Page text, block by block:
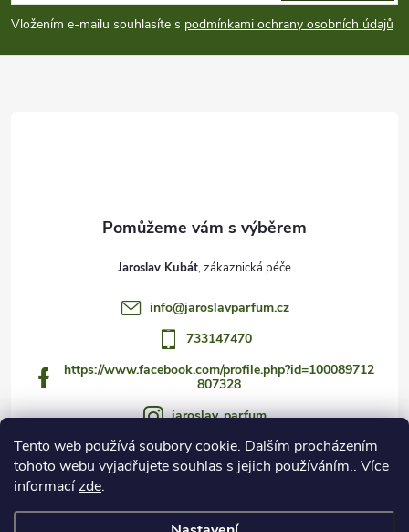
Tento web používá soubory cookie. Dalším procházením
tohoto webu vyjadřujete souhlas s jejich používáním.. Více
informacízde.
p
a
Vložením e-mailu souhlasíte s podmínkami ochrany osobních údajů
Jaroslav Kubát
info@jaroslavparfum.cz
733147470
https://www.facebook.com/profile.php?id=100089712
807328
jaroslav_parfum
733147470
https://www.youtube.com/@jaroslav_parfum